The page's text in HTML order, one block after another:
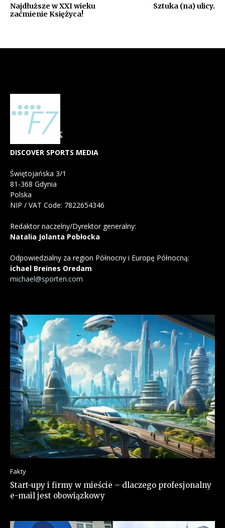
Najdłuższe w XXI wieku
zaćmienie Księżyca!
Sztuka (na) ulicy.
DISCOVER SPORTS MEDIA
Świętojańska 3/1
81-368 Gdynia
Polska
NIP / VAT Code: 7822654346
Redaktor naczelny/Dyrektor generalny:
Natalia Jolanta Pobłocka
Odpowiedzialny za region Północny i Europę Północną:
ichael Breines Oredam
michael@sporten.com
Fakty
Start-upy i firmy w mieście – dlaczego profesjonalny
e-mail jest obowiązkowy